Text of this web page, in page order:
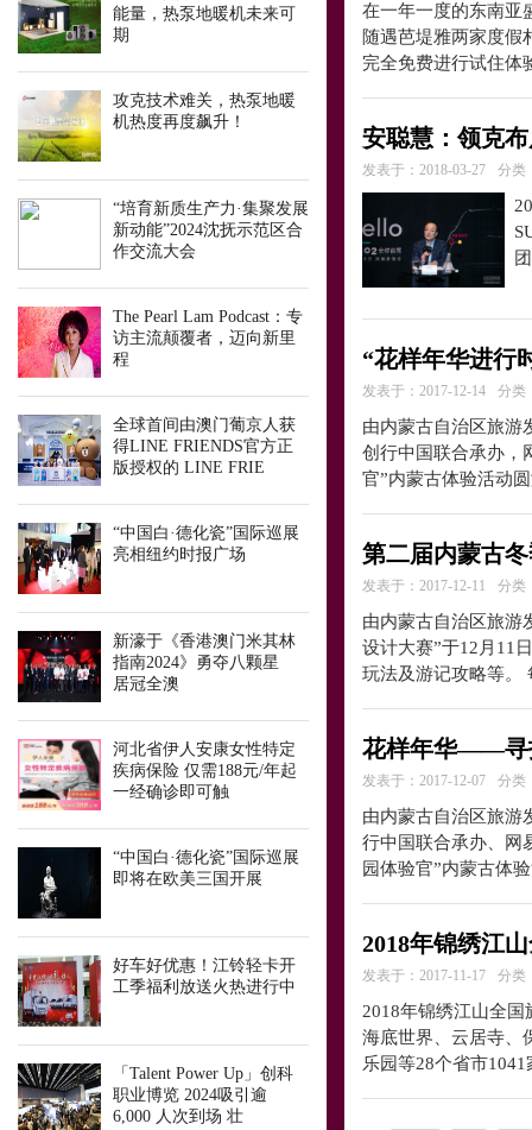
能量，热泵地暖机未来可
期
攻克技术难关，热泵地暖
机热度再度飙升！
“培育新质生产力·集聚发展
新动能”2024沈抚示范区合
作交流大会
The Pearl Lam Podcast：专
访主流颠覆者，迈向新里
程
全球首间由澳门葡京人获
得LINE FRIENDS官方正
版授权的 LINE FRIE
“中国白·德化瓷”国际巡展
亮相纽约时报广场
新濠于《香港澳门米其林
指南2024》勇夺八颗星
居冠全澳
河北省伊人安康女性特定
疾病保险 仅需188元/年起
一经确诊即可触
“中国白·德化瓷”国际巡展
即将在欧美三国开展
好车好优惠！江铃轻卡开
工季福利放送火热进行中
「Talent Power Up」创科
职业博览 2024吸引逾
6,000 人次到场 壮
在一年一度的东南亚
随遇芭堤雅两家度假
完全免费进行试住体
安聪慧：领克
发表于：2018-03-27 分类
“花样年华进行
发表于：2017-12-14 分类
由内蒙古自治区旅游
创行中国联合承办，
官”内蒙古体验活动
第二届内蒙古
发表于：2017-12-11 分类
由内蒙古自治区旅游
设计大赛”于12月11
玩法及游记攻略等。
花样年华——寻
发表于：2017-12-07 分类
由内蒙古自治区旅游
行中国联合承办、网
园体验官”内蒙古体
2018年锦绣江
发表于：2017-11-17 分类
2018年锦绣江山全
海底世界、云居寺、
乐园等28个省市